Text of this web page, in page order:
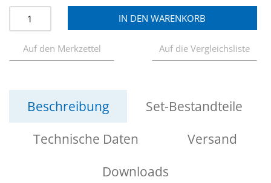
Beschreibung
Set-Bestandteile
Technische Daten
Versand
Downloads